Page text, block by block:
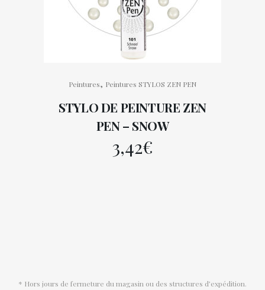
Peintures, Peintures STYLOS ZEN PEN
STYLO DE PEINTURE ZEN
PEN – SNOW
3,42€
* Hors jours de fermeture du magasin ou des structures d’expédition.